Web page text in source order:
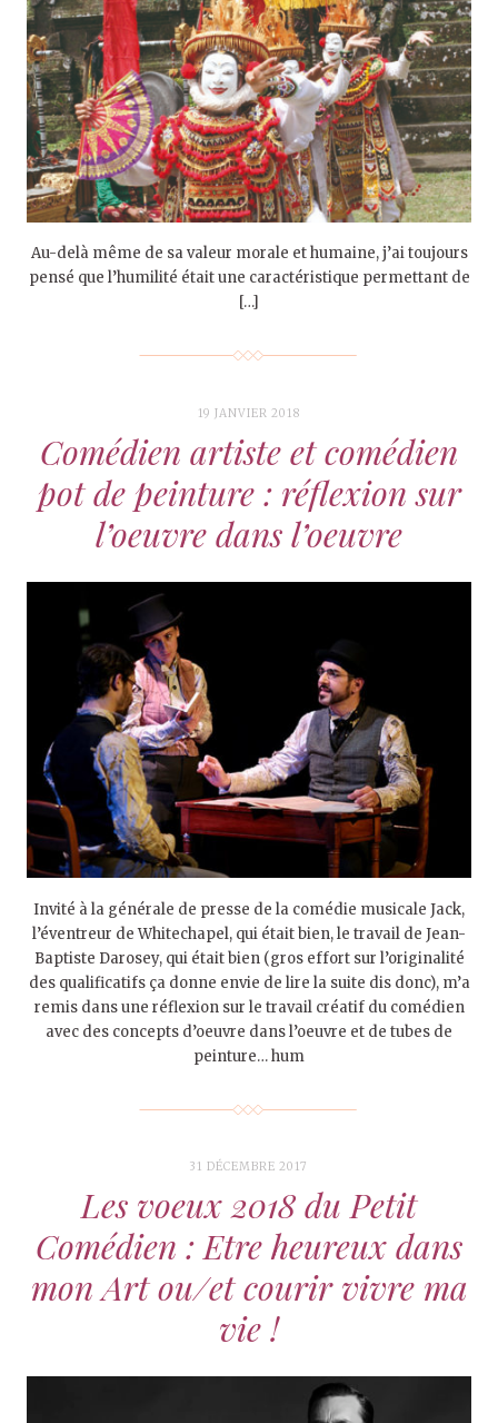
Au-delà même de sa valeur morale et humaine, j’ai toujours
pensé que l’humilité était une caractéristique permettant de
[…]
19 JANVIER 2018
Comédien artiste et comédien
pot de peinture : réflexion sur
l’oeuvre dans l’oeuvre
Invité à la générale de presse de la comédie musicale Jack,
l’éventreur de Whitechapel, qui était bien, le travail de Jean-
Baptiste Darosey, qui était bien (gros effort sur l’originalité
des qualificatifs ça donne envie de lire la suite dis donc), m’a
remis dans une réflexion sur le travail créatif du comédien
avec des concepts d’oeuvre dans l’oeuvre et de tubes de
peinture… hum
31 DÉCEMBRE 2017
Les voeux 2018 du Petit
Comédien : Etre heureux dans
mon Art ou/et courir vivre ma
vie !